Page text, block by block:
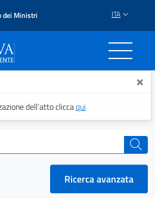
dei Ministri ITA
Il portale ×
dell’atto cliccaqui
cerca
Ricerca avanzata